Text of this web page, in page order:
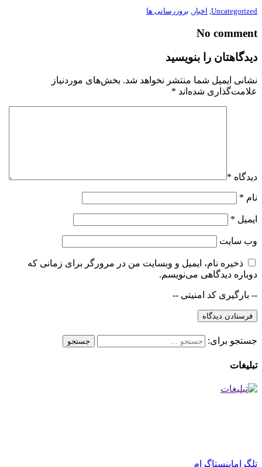
Uncategorized
, اخبار , بروزرسانی ها
No comment
دیدگاهتان را بنویسید
نشانی ایمیل شما منتشر نخواهد شد. بخش‌های موردنیاز
علامت‌گذاری شده‌اند *
دیدگاه *
نام *
ایمیل *
وب‌ سایت
ذخیره نام، ایمیل و وبسایت من در مرورگر برای زمانی که
دوباره دیدگاهی می‌نویسم.
-- بارگیری کد امنیتی --
جستجو برای:
تبلیغات
تلگراماینستاگرام